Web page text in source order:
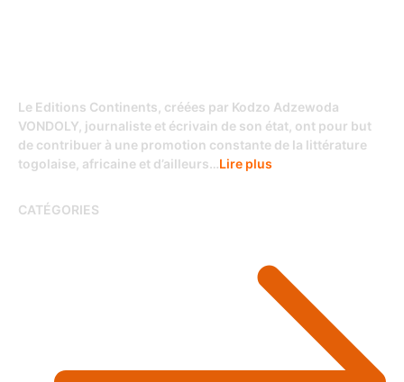
Le Editions Continents, créées par Kodzo Adzewoda
VONDOLY, journaliste et écrivain de son état, ont pour but
de contribuer à une promotion constante de la littérature
togolaise, africaine et d’ailleurs…Lire plus
CATÉGORIES